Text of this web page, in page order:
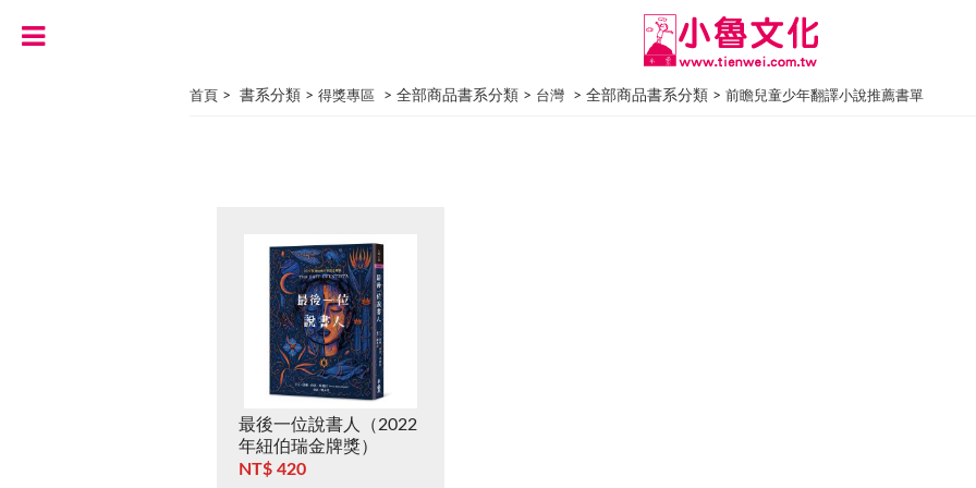
首頁 > 書系分類 > 得獎專區 > 全部商品書系分類 > 台灣 > 全部商品書系分類 > 前瞻兒童少年翻譯小說推薦書單
最後一位說書人（2022
年紐伯瑞金牌獎）
NT$ 420